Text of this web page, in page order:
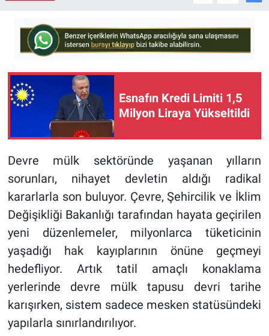
Esnafın Kredi Limiti 1,5
Milyon Liraya Yükseltildi
Devre mülk sektöründe yaşanan yılların
sorunları, nihayet devletin aldığı radikal
kararlarla son buluyor. Çevre, Şehircilik ve İklim
Değişikliği Bakanlığı tarafından hayata geçirilen
yeni düzenlemeler, milyonlarca tüketicinin
yaşadığı hak kayıplarının önüne geçmeyi
hedefliyor. Artık tatil amaçlı konaklama
yerlerinde devre mülk tapusu devri tarihe
karışırken, sistem sadece mesken statüsündeki
yapılarla sınırlandırılıyor.